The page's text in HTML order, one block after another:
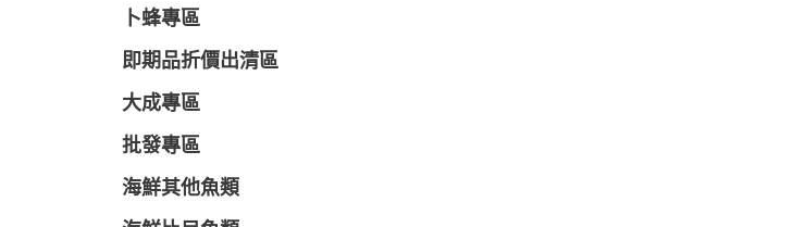
卜蜂專區
即期品折價出清區
大成專區
批發專區
海鮮其他魚類